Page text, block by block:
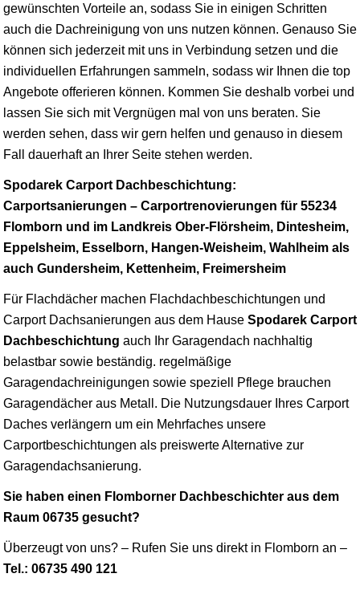
gewünschten Vorteile an, sodass Sie in einigen Schritten
auch die Dachreinigung von uns nutzen können. Genauso Sie
können sich jederzeit mit uns in Verbindung setzen und die
individuellen Erfahrungen sammeln, sodass wir Ihnen die top
Angebote offerieren können. Kommen Sie deshalb vorbei und
lassen Sie sich mit Vergnügen mal von uns beraten. Sie
werden sehen, dass wir gern helfen und genauso in diesem
Fall dauerhaft an Ihrer Seite stehen werden.
Spodarek Carport Dachbeschichtung:
Carportsanierungen – Carportrenovierungen für 55234
Flomborn und im Landkreis Ober-Flörsheim, Dintesheim,
Eppelsheim, Esselborn, Hangen-Weisheim, Wahlheim als
auch Gundersheim, Kettenheim, Freimersheim
Für Flachdächer machen Flachdachbeschichtungen und
Carport Dachsanierungen aus dem Hause Spodarek Carport
Dachbeschichtung auch Ihr Garagendach nachhaltig
belastbar sowie beständig. regelmäßige
Garagendachreinigungen sowie speziell Pflege brauchen
Garagendächer aus Metall. Die Nutzungsdauer Ihres Carport
Daches verlängern um ein Mehrfaches unsere
Carportbeschichtungen als preiswerte Alternative zur
Garagendachsanierung.
Sie haben einen Flomborner Dachbeschichter aus dem
Raum 06735 gesucht?
Überzeugt von uns? – Rufen Sie uns direkt in Flomborn an –
Tel.: 06735 490 121